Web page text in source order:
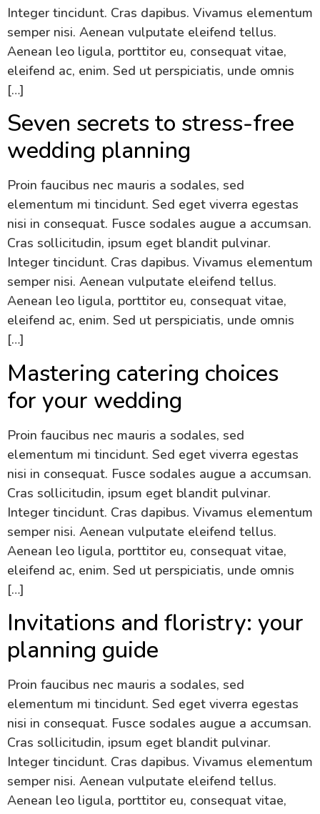
Integer tincidunt. Cras dapibus. Vivamus elementum
semper nisi. Aenean vulputate eleifend tellus.
Aenean leo ligula, porttitor eu, consequat vitae,
eleifend ac, enim. Sed ut perspiciatis, unde omnis
[…]
Seven secrets to stress-free
wedding planning
Proin faucibus nec mauris a sodales, sed
elementum mi tincidunt. Sed eget viverra egestas
nisi in consequat. Fusce sodales augue a accumsan.
Cras sollicitudin, ipsum eget blandit pulvinar.
Integer tincidunt. Cras dapibus. Vivamus elementum
semper nisi. Aenean vulputate eleifend tellus.
Aenean leo ligula, porttitor eu, consequat vitae,
eleifend ac, enim. Sed ut perspiciatis, unde omnis
[…]
Mastering catering choices
for your wedding
Proin faucibus nec mauris a sodales, sed
elementum mi tincidunt. Sed eget viverra egestas
nisi in consequat. Fusce sodales augue a accumsan.
Cras sollicitudin, ipsum eget blandit pulvinar.
Integer tincidunt. Cras dapibus. Vivamus elementum
semper nisi. Aenean vulputate eleifend tellus.
Aenean leo ligula, porttitor eu, consequat vitae,
eleifend ac, enim. Sed ut perspiciatis, unde omnis
[…]
Invitations and floristry: your
planning guide
Proin faucibus nec mauris a sodales, sed
elementum mi tincidunt. Sed eget viverra egestas
nisi in consequat. Fusce sodales augue a accumsan.
Cras sollicitudin, ipsum eget blandit pulvinar.
Integer tincidunt. Cras dapibus. Vivamus elementum
semper nisi. Aenean vulputate eleifend tellus.
Aenean leo ligula, porttitor eu, consequat vitae,